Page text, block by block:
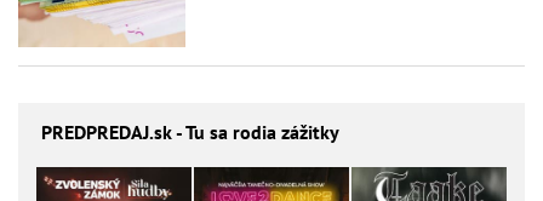
PREDPREDAJ.sk - Tu sa rodia zážitky